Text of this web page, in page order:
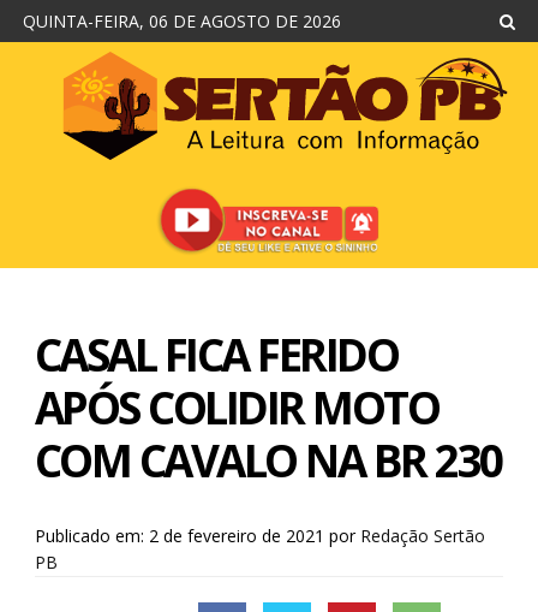
QUINTA-FEIRA, 06 DE AGOSTO DE 2026
CASAL FICA FERIDO
APÓS COLIDIR MOTO
COM CAVALO NA BR 230
Publicado em: 2 de fevereiro de 2021 por Redação Sertão
PB